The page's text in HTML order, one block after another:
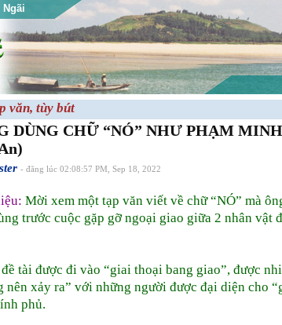
văn, tùy bút
DÙNG CHỮ “NÓ” NHƯ PHẠM
- đăng lúc 02:08:57 PM, Sep 18, 2022
Mời xem một tạp văn viết về chữ “NÓ” mà
trước cuộc gặp gỡ ngoại giao giữa 2 nhân vật
tài được đi vào “giai thoại bang giao”, được
nên xảy ra” với những người được đại diện cho
phủ.